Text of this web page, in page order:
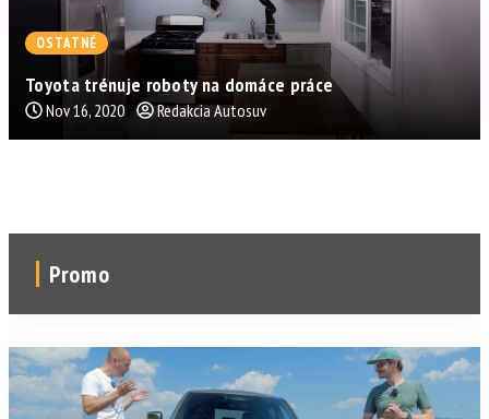
OSTATNÉ
Toyota trénuje roboty na domáce práce
Nov 16, 2020 Redakcia Autosuv
Promo